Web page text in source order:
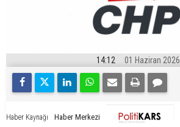
14:12 01 Haziran 2026
Haber Kaynağı Haber Merkezi